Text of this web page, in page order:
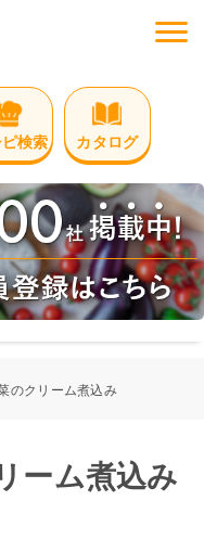
検索 カタログ
のクリーム煮込み
ーム煮込み